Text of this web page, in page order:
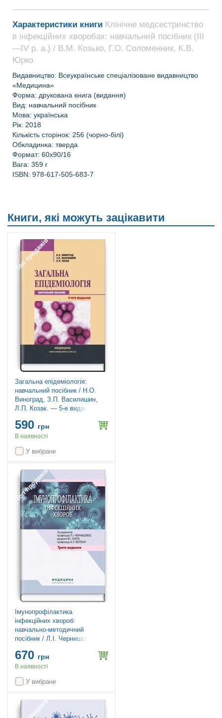
Характеристики книги Клінічне медсестринство
в інфекційних хворобах: навчальний посібник (ІІІ
—IV р. а.) / В.М. Козько, Г.О. Соломенник, К.В.
Юрко
Видавництво: Всеукраїнське спеціалізоване видавництво
«Медицина»
Форма: друкована книга (видання)
Вид: навчальний посібник
Мова: українська
Рік: 2018
Кількість сторінок: 256 (чорно-білі)
Обкладинка: тверда
Формат: 60х90/16
Вага: 359 г
ISBN: 978-617-505-683-7
Книги, які можуть зацікавити
Топ продажів
Загальна епідеміологія:
навчальний посібник / Н.О.
Виноград, З.П. Василишин,
Л.П. Козак. — 5-е видання
590 грн
В наявності
У вибране
Топ продажів
Імунопрофілактика
інфекційних хвороб:
навчально-методичний
посібник / Л.І. Чернишова, Ф.І.
є видання
670 грн
В наявності
У вибране